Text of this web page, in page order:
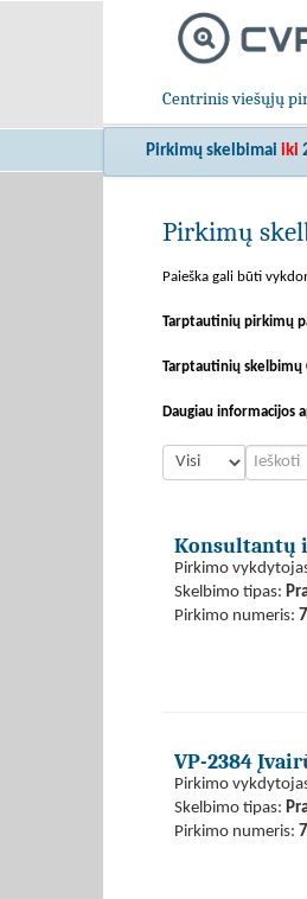
Centrinis viešųjų
Pirkimų skelbimai iki
Pirkimų
Paieška gali būti
Tarptautinių pirkimų
Tarptautinių skelbimų
Daugiau informacijos
Konsultantų
Pirkimo
Skelbimo tipas:
Pirkimo numeris:
VP-2384
Pirkimo
Skelbimo tipas:
Pirkimo numeris: